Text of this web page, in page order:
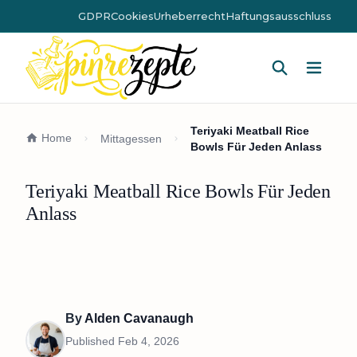
GDPRCookiesUrheberrechtHaftungsausschluss
Home Mittagessen
Teriyaki Meatball Rice
Bowls Für Jeden Anlass
Teriyaki Meatball Rice Bowls Für Jeden
Anlass
ByAlden Cavanaugh
Published Feb 4, 2026